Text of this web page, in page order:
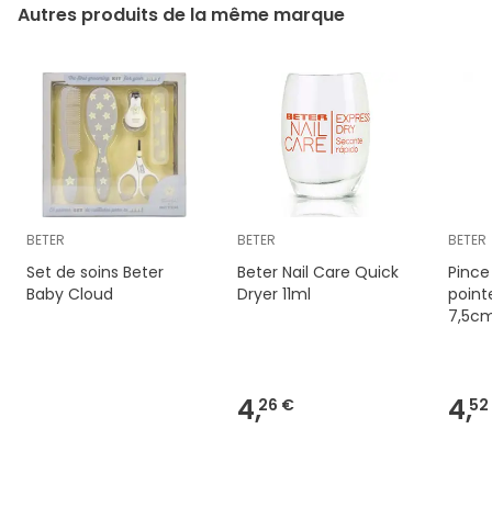
Autres produits de la même marque
BETER
Set de soins Beter
Baby Cloud
BETER
Beter Nail Care Quick
Dryer 11ml
4,26 €
BETER
4,